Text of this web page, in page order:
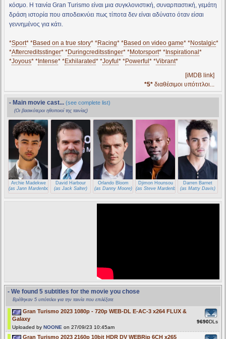
κόσμο. Η ταινία Gran Turismo είναι μια συγκλονιστική, συναρπαστική, γεμάτη
δράση ιστορία που αποδεικνύει πως τίποτα δεν είναι αδύνατο όταν είσαι
γεννημένος για κάτι.
*Sport* *Based on a true story* *Racing* *Based on video game* *Nostalgic*
*Aftercreditsstinger* *Duringcreditsstinger* *Motorsport* * Inspirational *
*Joyous* * Intense* *Exhilarated* *Joyful * *Powerful * *Vibrant*
[iMDB link]
*5* διαθέσιμοι υπότιτλοι...
- Main movie cast... (see complete list)
(Οι βασικότεροι ηθοποιοί της ταινίας)
Archie Madekwe
(as Jann Mardenborough)
David Harbour
(as Jack Salter)
Orlando Bloom
(as Danny Moore)
Djimon Hounsou
(as Steve Mardenborough)
Darren Barnet
(as Matty Davis)
- We found 5 subtitles for the movie you chose
Βρέθηκαν 5 υπότιτλοι για την ταινία που επιλέξατε
Gran Turismo 2023 1080p - 720p WEB-DL E-AC-3 x264 FLUX &
Galaxy
Uploaded by NOONE on 27/09/23 10:45am
9690DLs
Gran Turismo 2023 2160p 10bit HDR DV WEBRip 6CH x265